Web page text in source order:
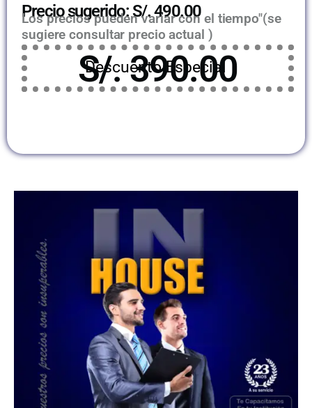
Precio sugerido: S/. 490.00
Los precios pueden variar con el tiempo"(se
sugiere consultar precio actual )
Descuento Especial
S/. 390.00